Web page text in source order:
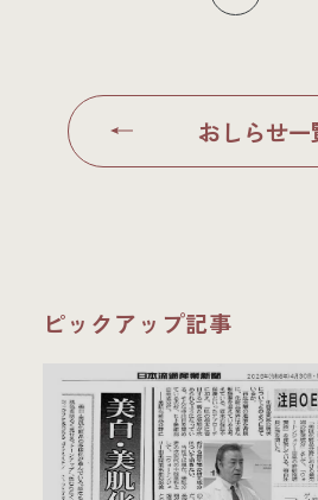
おしらせ一
ピックアップ記事